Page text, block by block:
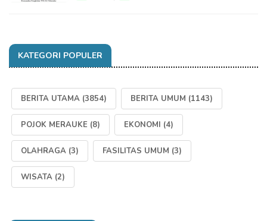
KATEGORI POPULER
BERITA UTAMA (3854) BERITA UMUM (1143)
POJOK MERAUKE (8) EKONOMI (4)
OLAHRAGA (3) FASILITAS UMUM (3)
WISATA (2)